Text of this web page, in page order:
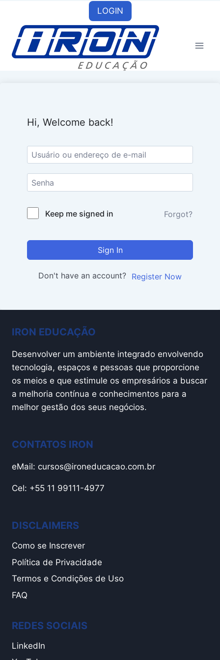
content
LOGIN
Hi, Welcome back!
Keep me signed in Forgot?
Sign In
Don't have an account? Register Now
IRON EDUCAÇÃO
Desenvolver um ambiente integrado envolvendo
tecnologia, espaços e pessoas que proporcione
os meios e que estimule os empresários a buscar
a melhoria contínua e conhecimentos para a
melhor gestão dos seus negócios.
CONTATOS IRON
eMail: cursos@ironeducacao.com.br
Cel: +55 11 99111-4977
DISCLAIMERS
Como se Inscrever
Política de Privacidade
Termos e Condições de Uso
FAQ
REDES SOCIAIS
LinkedIn